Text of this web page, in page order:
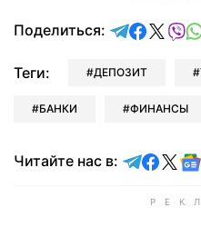
Поделиться:
Теги: ДЕПОЗИТ
БАНКИ ФИНАНСЫ
Читайте нас в: Читайте